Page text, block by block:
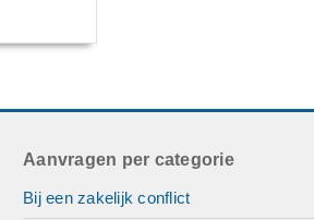
Aanvragen per categorie
Bij een zakelijk conflict